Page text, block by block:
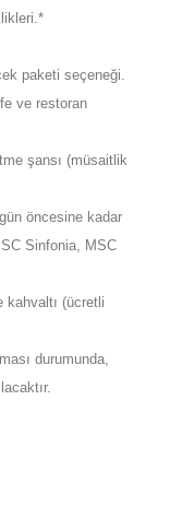
paketi seçeneği.
ve restoran
şansı (müsaitlik
öncesine kadar
Sinfonia, MSC
(ücretli
durumunda,